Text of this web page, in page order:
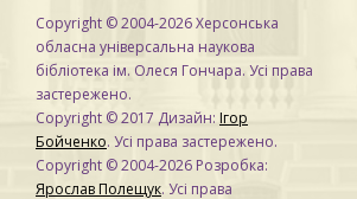
Copyright © 2004-2026 Херсонська
обласна універсальна наукова
бібліотека ім. Олеся Гончара. Усі права
застережено.
Copyright © 2017 Дизайн: Ігор
Бойченко. Усі права застережено.
Copyright © 2004-2026 Розробка:
Ярослав Полещук. Усі права